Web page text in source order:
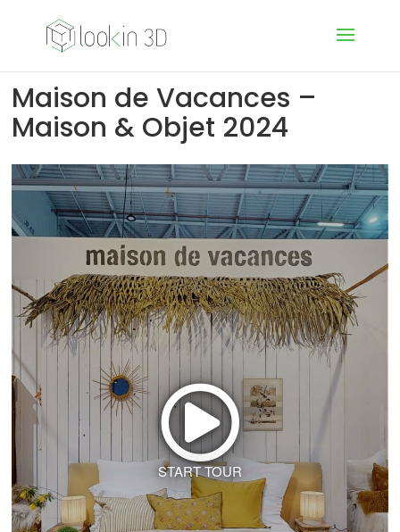
Maison de Vacances –
Maison & Objet 2024
START TOUR